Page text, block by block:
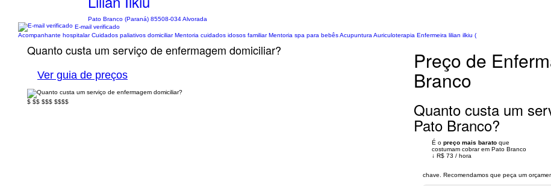
Pato Branco (Paraná) 85508-034 Alvorada
E-mail verificado
Acompanhante hospitalar Cuidados paliativos domiciliar Mentoria cuidados idosos familiar Mentoria spa para bebês Acupuntura Auriculoterapia Enfermeira lilian ilkiu (
Quanto custa um serviço de enfermagem domiciliar?
Ver guia de preços
$ $$ $$$ $$$$
Preço de
Branco
Quanto custa um
Pato Branco?
É o preço mais barato que
costumam cobrar em Pato Branco
↓ R$ 73 / hora
chave. Recomendamos que peça um